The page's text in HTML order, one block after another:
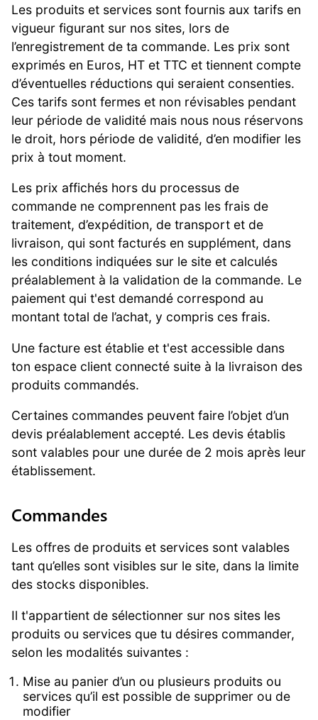
Les produits et services sont fournis aux tarifs en
vigueur figurant sur nos sites, lors de
l’enregistrement de ta commande. Les prix sont
exprimés en Euros, HT et TTC et tiennent compte
d’éventuelles réductions qui seraient consenties.
Ces tarifs sont fermes et non révisables pendant
leur période de validité mais nous nous réservons
le droit, hors période de validité, d’en modifier les
prix à tout moment.
Les prix affichés hors du processus de
commande ne comprennent pas les frais de
traitement, d’expédition, de transport et de
livraison, qui sont facturés en supplément, dans
les conditions indiquées sur le site et calculés
préalablement à la validation de la commande. Le
paiement qui t'est demandé correspond au
montant total de l’achat, y compris ces frais.
Une facture est établie et t'est accessible dans
ton espace client connecté suite à la livraison des
produits commandés.
Certaines commandes peuvent faire l’objet d’un
devis préalablement accepté. Les devis établis
sont valables pour une durée de 2 mois après leur
établissement.
Commandes
Les offres de produits et services sont valables
tant qu’elles sont visibles sur le site, dans la limite
des stocks disponibles.
Il t'appartient de sélectionner sur nos sites les
produits ou services que tu désires commander,
selon les modalités suivantes :
Mise au panier d’un ou plusieurs produits ou
services qu’il est possible de supprimer ou de
modifier